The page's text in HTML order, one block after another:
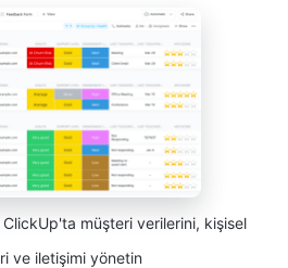
müşteri verilerini, kişisel
ve iletişimi yönetin